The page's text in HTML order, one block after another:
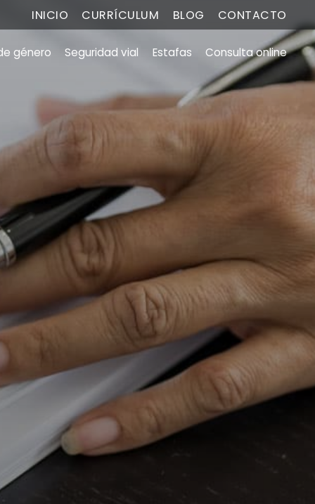
INICIO CURRÍCULUM BLOG CONTACTO
género Seguridad vial Estafas Consulta online